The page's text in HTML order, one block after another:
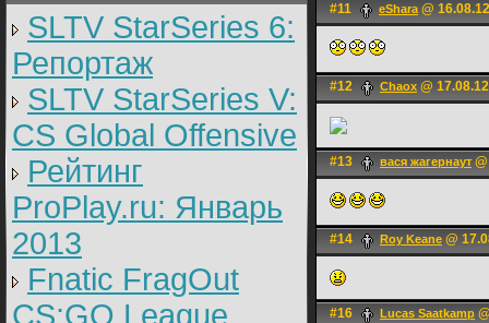
SLTV StarSeries 6:
Репортаж
SLTV StarSeries V:
CS Global Offensive
Рейтинг
ProPlay.ru: Январь
2013
Fnatic FragOut
CS:GO League
#11 eShara@
#12 Chaox @
#13 вася жагернаут
#14 Roy Keane @
#16 Lucas Saatkamp